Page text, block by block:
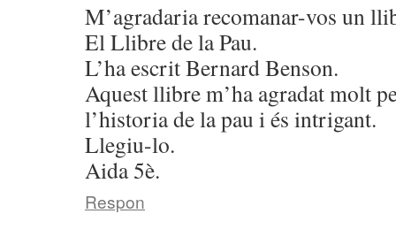
M’agradaria recomanar-vos un
El Llibre de la Pau.
L’ha escrit Bernard Benson.
Aquest llibre m’ha agradat molt
l’historia de la pau i és intrigant.
Llegiu-lo.
Aida 5è.
Respon